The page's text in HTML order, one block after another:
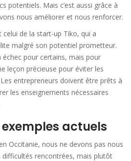
potentiels. Mais c’est aussi grâce à
nous améliorer et nous renforcer.
de la start-up Tiko, qui a
malgré son potentiel prometteur.
échec pour certains, mais pour
leçon précieuse pour éviter les
entrepreneurs doivent être prêts à
les enseignements nécessaires
exemples actuels
Occitanie, nous ne devons pas nous
difficultés rencontrées, mais plutôt